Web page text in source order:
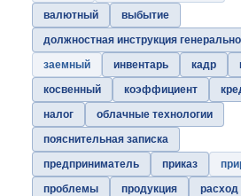
валютный
выбытие
должностная инструкция
заемный
инвентарь кадр
косвенный
коэффициент
налог
облачные технологии
пояснительная записка
предприниматель
приказ
проблемы
продукция
расход